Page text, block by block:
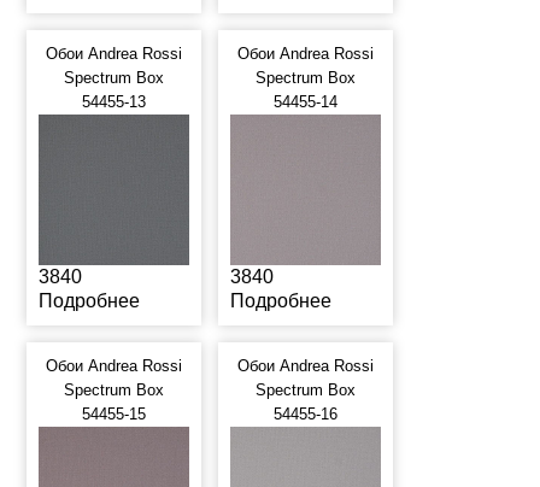
Обои Andrea Rossi
Spectrum Box
54455-13
3840
Подробнее
Обои Andrea Rossi
Spectrum Box
54455-14
3840
Подробнее
Обои Andrea Rossi
Spectrum Box
54455-15
Обои Andrea Rossi
Spectrum Box
54455-16